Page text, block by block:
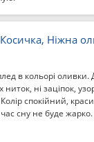
Ніжна
в кольорі оливки.
ниток, ні заціпок,
спокійний,
сну не буде жарко.